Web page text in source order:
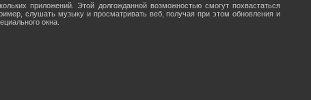
приложений. Этой долгожданной возможностью смогут похвастаться
слушать музыку и просматривать веб, получая при этом обновления и
окна.